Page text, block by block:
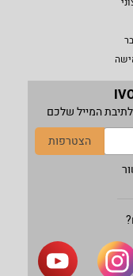
המייל שלכם
הצטרפות